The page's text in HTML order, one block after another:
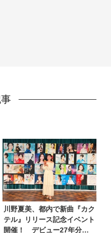
川野夏美、都内で新曲『カク
テル』リリース記念イベント
開催！ デビュー27年分の